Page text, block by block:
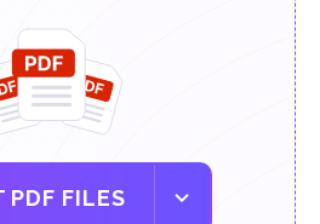
PDF FILES